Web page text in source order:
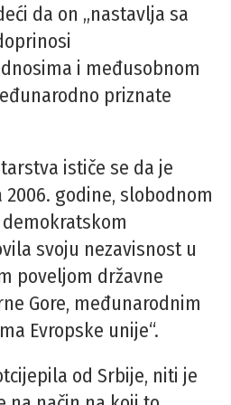
da on „nastavlja sa
i međusobnom
priznate
ističe se da je
2006. godine, slobodnom
svoju nezavisnost u
poveljom državne
Gore, međunarodnim
Evropske unije“.
od Srbije, niti je